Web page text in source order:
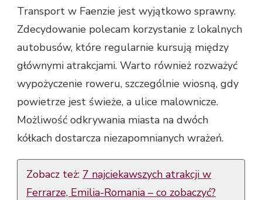
Transport w Faenzie jest wyjątkowo sprawny.
Zdecydowanie polecam korzystanie z lokalnych
autobusów, które regularnie kursują między
głównymi atrakcjami. Warto również rozważyć
wypożyczenie roweru, szczególnie wiosną, gdy
powietrze jest świeże, a ulice malownicze.
Możliwość odkrywania miasta na dwóch
kółkach dostarcza niezapomnianych wrażeń.
Zobacz też: 7 najciekawszych atrakcji w
Ferrarze, Emilia-Romania – co zobaczyć?